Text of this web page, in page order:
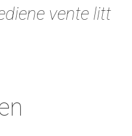
vente litt